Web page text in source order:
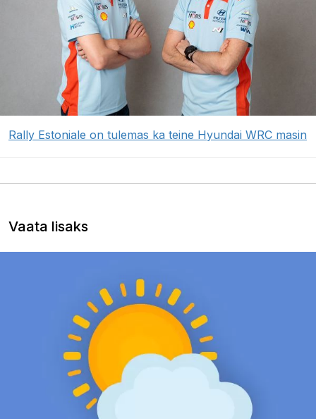
Rally Estoniale on tulemas ka teine Hyundai WRC masin
Vaata lisaks